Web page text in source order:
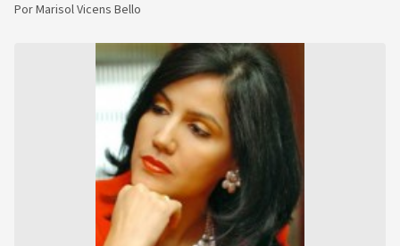
PorMarisol Vicens Bello